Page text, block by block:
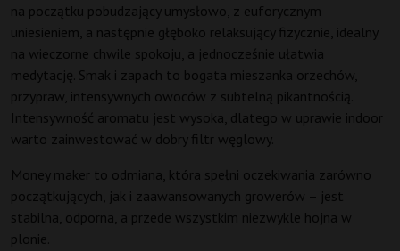
na początku pobudzający umysłowo, z euforycznym
uniesieniem, a następnie głęboko relaksujący fizycznie, idealny
na wieczorne chwile spokoju, a jednocześnie ułatwia
medytację. Smak i zapach to bogata mieszanka orzechów,
przypraw, intensywnych owoców z subtelną pikantnością.
Intensywność aromatu jest wysoka, dlatego w uprawie indoor
warto zainwestować w dobry filtr węglowy.
Money maker to odmiana, która spełni oczekiwania zarówno
początkujących, jak i zaawansowanych growerów – jest
stabilna, odporna, a przede wszystkim niezwykle hojna w
plonie.